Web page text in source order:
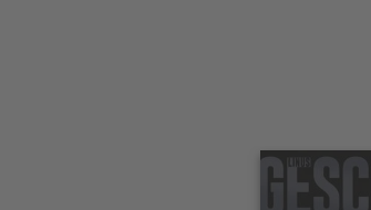
Interaktives